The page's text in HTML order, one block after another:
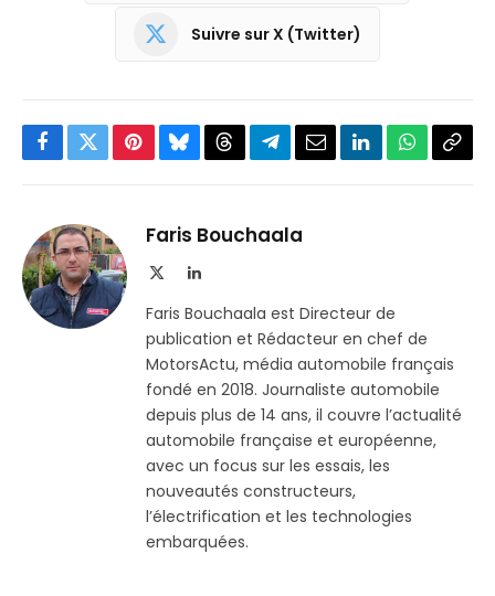
Suivre sur X (Twitter)
Facebook
TwitterPinterestBlueskyThreadsPartager
Telegram
EmailLinkedInWhatsApp
Faris Bouchaala
LinkedIn
Faris Bouchaala est Directeur de
publication et Rédacteur en chef de
MotorsActu, média automobile français
fondé en 2018. Journaliste automobile
depuis plus de 14 ans, il couvre l’actualité
automobile française et européenne,
avec un focus sur les essais, les
nouveautés constructeurs,
l’électrification et les technologies
embarquées.